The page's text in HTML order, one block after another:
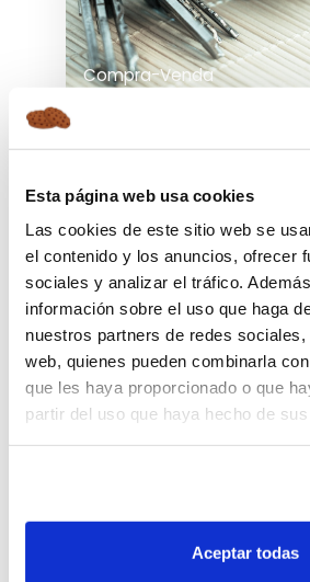
Esta página web usa cookies
Las cookies de este sitio web se
el contenido y los anuncios, ofrecer
sociales y analizar el tráfico.
información sobre el uso que haga
nuestros partners de redes
web, quienes pueden combinarla
que les haya proporcionado o que
partir del uso que haya hecho de
Aceptar todas
Compra-Venda
O MANUAL DE COMPRA E
15/02/2021
AS MOTAS MAIS VELOZES